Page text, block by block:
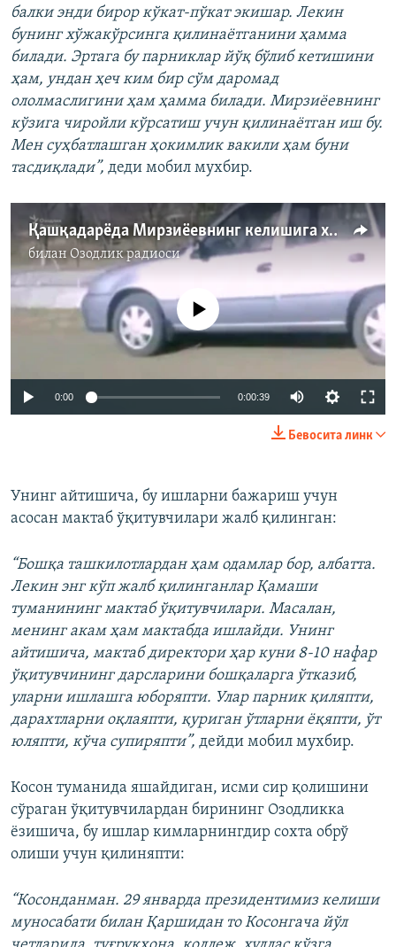
балки энди бирор кўкат-пўкат экишар. Лекин
бунинг хўжакўрсинга қилинаётганини ҳамма
билади. Эртага бу парниклар йўқ бўлиб кетишини
ҳам, ундан ҳеч ким бир сўм даромад
ололмаслигини ҳам ҳамма билади. Мирзиёевнинг
кўзига чиройли кўрсатиш учун қилинаётган иш бу.
Мен суҳбатлашган ҳокимлик вакили ҳам буни
тасдиқлади”, деди мобил мухбир.
Қашқадарëда Мирзиëевнинг келишига хўжакўрсинга парниклар қурилмоқда
билан Озодлик радиоси
Айни дамда медиа-манба мавжуд эмас
0:00 0:00:39
Бевосита линк
Унинг айтишича, бу ишларни бажариш учун
асосан мактаб ўқитувчилари жалб қилинган:
“Бошқа ташкилотлардан ҳам одамлар бор, албатта.
Лекин энг кўп жалб қилинганлар Қамаши
туманининг мактаб ўқитувчилари. Масалан,
менинг акам ҳам мактабда ишлайди. Унинг
айтишича, мактаб директори ҳар куни 8-10 нафар
ўқитувчининг дарсларини бошқаларга ўтказиб,
уларни ишлашга юборяпти. Улар парник қиляпти,
дарахтларни оқлаяпти, қуриган ўтларни ёқяпти, ўт
юляпти, кўча супиряпти”, дейди мобил мухбир.
Косон туманида яшайдиган, исми сир қолишини
сўраган ўқитувчилардан бирининг Озодликка
ёзишича, бу ишлар кимларнингдир сохта обрў
олиши учун қилиняпти:
“Косонданман. 29 январда президентимиз келиши
муносабати билан Қаршидан то Косонгача йўл